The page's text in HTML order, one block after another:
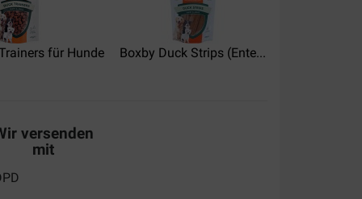
für Hunde Boxby Duck Strips (Ente...
versenden
mit